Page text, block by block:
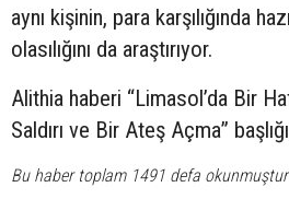
aynı kişinin, para karşılığında
olasılığını da araştırıyor.
Alithia haberi “Limasol’da Bir
Saldırı ve Bir Ateş Açma”
Bu haber toplam 1491 defa okunmuştur